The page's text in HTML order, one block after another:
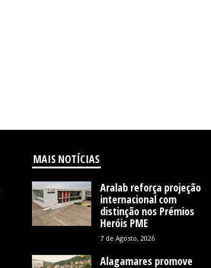
MAIS NOTÍCIAS
Aralab reforça projeção
internacional com
distinção nos Prémios
Heróis PME
7 de Agosto, 2026
Alagamares promove